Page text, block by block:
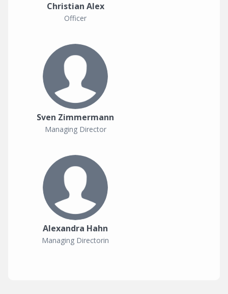
Christian Alex
Officer
Sven Zimmermann
Managing Director
Alexandra Hahn
Managing Directorin